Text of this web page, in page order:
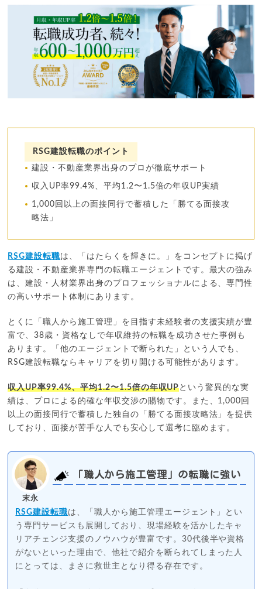
RSG建設転職のポイント
建設・不動産業界出身のプロが徹底サポート
収入UP率99.4%、平均1.2〜1.5倍の年収UP実績
1,000回以上の面接同行で蓄積した「勝てる面接攻
略法」
RSG建設転職は、「はたらくを輝きに。」をコンセプトに掲げ
る建設・不動産業界専門の転職エージェントです。最大の強み
は、建設・人材業界出身のプロフェッショナルによる、専門性
の高いサポート体制にあります。
とくに「職人から施工管理」を目指す未経験者の支援実績が豊
富で、38歳・資格なしで年収維持の転職を成功させた事例も
あります。「他のエージェントで断られた」という人でも、
RSG建設転職ならキャリアを切り開ける可能性があります。
収入UP率99.4%、平均1.2〜1.5倍の年収UPという驚異的な実
績は、プロによる的確な年収交渉の賜物です。また、1,000回
以上の面接同行で蓄積した独自の「勝てる面接攻略法」を提供
しており、面接が苦手な人でも安心して選考に臨めます。
末永
「職人から施工管理」の転職に強い
RSG建設転職は、「職人から施工管理エージェント」とい
う専門サービスも展開しており、現場経験を活かしたキャ
リアチェンジ支援のノウハウが豊富です。30代後半や資格
がないといった理由で、他社で紹介を断られてしまった人
にとっては、まさに救世主となり得る存在です。